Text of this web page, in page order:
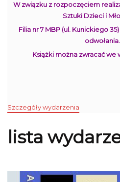
W związku z rozpoczęciem
Sztuki Dzieci i
Filia nr 7 MBP (ul. Kunickiego
odwołania.
Książki można zwracać we
Szczegóły wydarzenia
lista